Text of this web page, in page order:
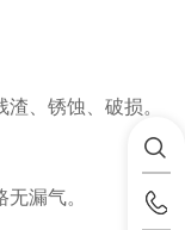
、锈蚀、破损。
漏气。